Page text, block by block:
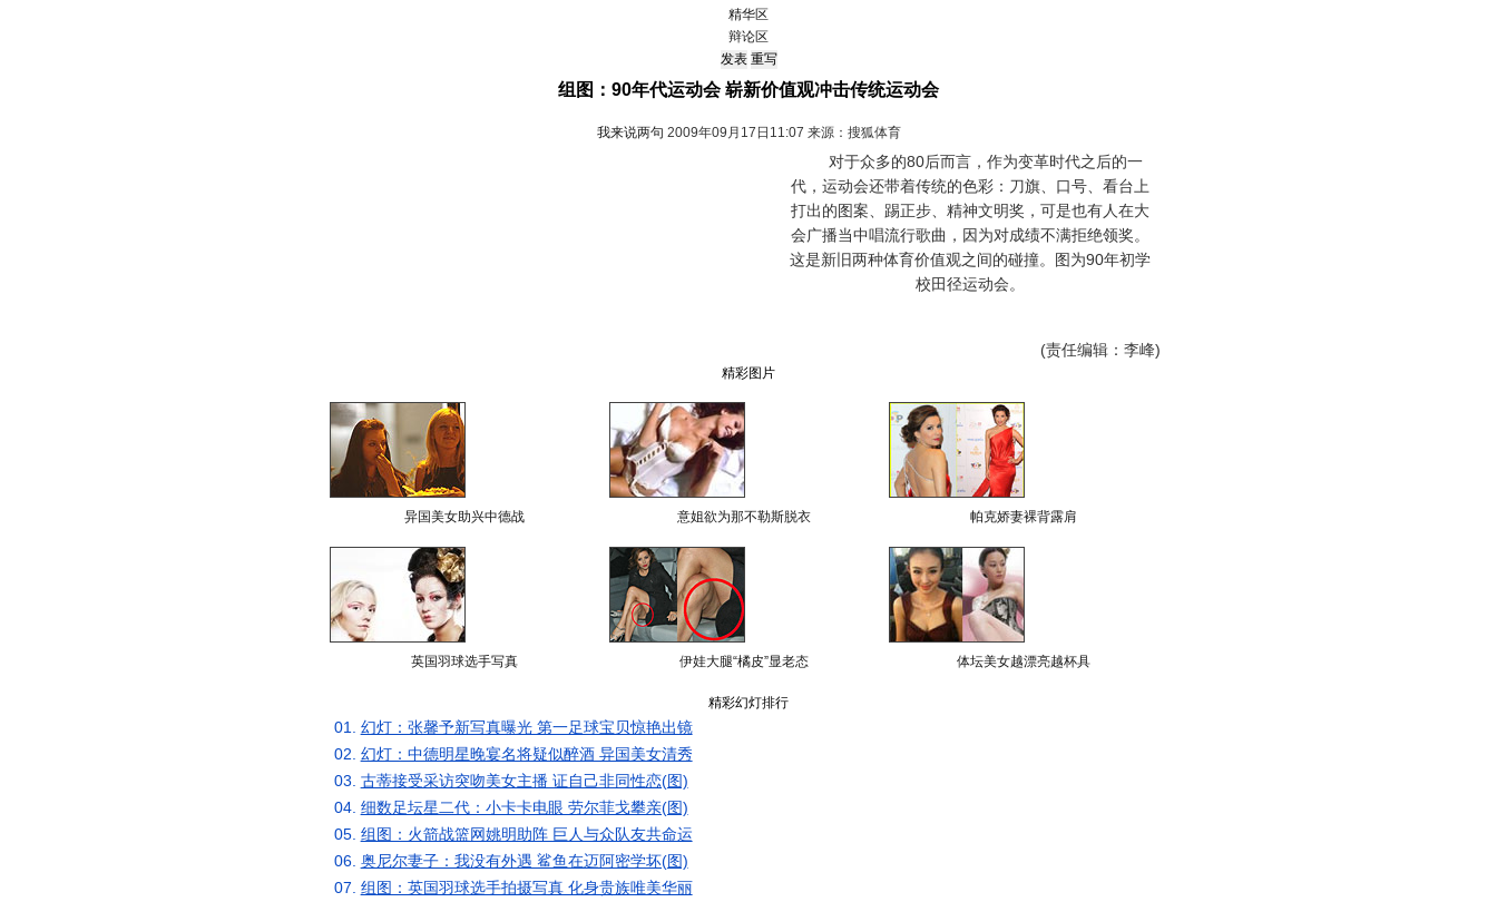
精华区
辩论区
组图：90年代运动会 崭新价值观冲击传统运动会
我来说两句 2009年09月17日11:07 来源：搜狐体育
对于众多的80后而言，作为变革时代之后的一
代，运动会还带着传统的色彩：刀旗、口号、看台上
打出的图案、踢正步、精神文明奖，可是也有人在大
会广播当中唱流行歌曲，因为对成绩不满拒绝领奖。
这是新旧两种体育价值观之间的碰撞。图为90年初学
校田径运动会。
(责任编辑：李峰)
精彩图片
异国美女助兴中德战 意姐欲为那不勒斯脱衣 帕克娇妻裸背露肩
英国羽球选手写真 伊娃大腿“橘皮”显老态 体坛美女越漂亮越杯具
精彩幻灯排行
01. 幻灯：张馨予新写真曝光 第一足球宝贝惊艳出镜
02. 幻灯：中德明星晚宴名将疑似醉酒 异国美女清秀
03. 古蒂接受采访突吻美女主播 证自己非同性恋(图)
04. 细数足坛星二代：小卡卡电眼 劳尔菲戈攀亲(图)
05. 组图：火箭战篮网姚明助阵 巨人与众队友共命运
06. 奥尼尔妻子：我没有外遇 鲨鱼在迈阿密学坏(图)
07. 组图：英国羽球选手拍摄写真 化身贵族唯美华丽